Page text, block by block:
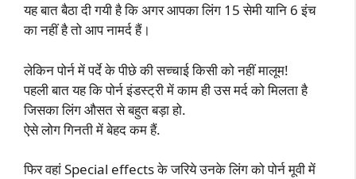
यह बात बैठा दी गयी है कि अगर आपका लिंग 15 सेमी यानि 6 इंच
का नहीं है तो आप नामर्द हैं।
लेकिन पोर्न में पर्दे के पीछे की सच्चाई किसी को नहीं मालूम!
पहली बात यह कि पोर्न इंडस्ट्री में काम ही उस मर्द को मिलता है
जिसका लिंग औसत से बहुत बड़ा हो.
ऐसे लोग गिनती में बेहद कम हैं.
फिर वहां Special effects के जरिये उनके लिंग को पोर्न मूवी में